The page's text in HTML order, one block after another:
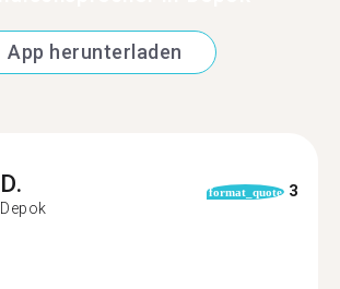
App herunterladen
D.
Depok
format_quote 3